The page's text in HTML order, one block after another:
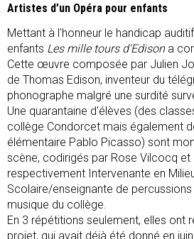
Artistes d’un Opéra pour enfants
Mettant à l'honneur le handicap
enfants Les mille tours d'Edisona
Cette œuvre composée par Julien
de Thomas Edison, inventeur du
phonographe malgré une surdité
Une quarantaine d'élèves (des
collège Condorcet mais également
élémentaire Pablo Picasso) sont
scène, codirigés par Rose Vilcocq et
respectivement Intervenante en
Scolaire/enseignante de
musique du collège.
En 3 répétitions seulement, elles ont
projet, qui avait déjà été donné en